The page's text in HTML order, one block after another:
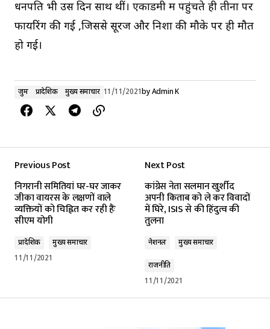
धनपति भी उस दिन साथ थीं। एकाडमी में पहुंचते ही तीनों पर
फायरिंग की गई ,जिससे सूरज और निशा की मौके पर ही मौत
हो गई।
जुर्म प्रादेशिक मुख्य समाचार 11/11/2021byAdmin K
Previous Post
निगरानी समितियां घर-घर जाकर
जीका वायरस के लक्षणों वाले
व्यक्तियों को चिह्नित कर रही हैंः
सीएम योगी
प्रादेशिक
मुख्य समाचार
11/11/2021
Next Post
कांग्रेस नेता सलमान खुर्शीद
अपनी किताब को ले कर विवादों
में घिरे, ISIS से की हिंदुत्व की
तुलना
नेशनल मुख्य समाचार
राजनीति
11/11/2021